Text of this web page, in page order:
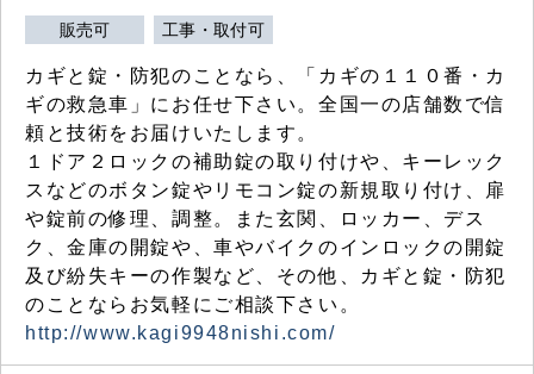
販売可 工事・取付可
カギと錠・防犯のことなら、「カギの１１０番・カ
ギの救急車」にお任せ下さい。全国一の店舗数で信
頼と技術をお届けいたします。
１ドア２ロックの補助錠の取り付けや、キーレック
スなどのボタン錠やリモコン錠の新規取り付け、扉
や錠前の修理、調整。また玄関、ロッカー、デス
ク、金庫の開錠や、車やバイクのインロックの開錠
及び紛失キーの作製など、その他、カギと錠・防犯
のことならお気軽にご相談下さい。
http://www.kagi9948nishi.com/